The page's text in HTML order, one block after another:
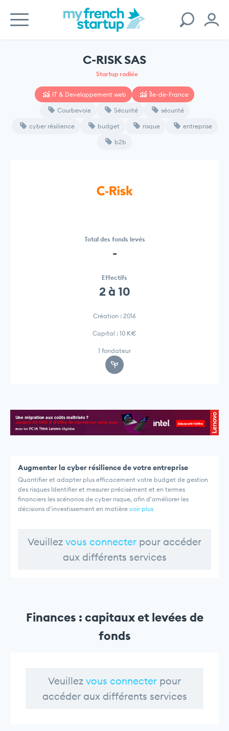
C-RISK SAS
Startup radiée
IT & Developpement web Île-de-France
Courbevoie Sécurité sécurité
cyber résilience budget risque entreprise
b2b
Total des fonds levés
-
Effectifs
2 à 10
Création : 2016
Capital : 10 K€
1 fondateur
Augmenter la cyber résilience de votre entreprise
Quantifier et adapter plus efficacement votre budget de gestion
des risques Identifier et mesurer précisément et en termes
financiers les scénarios de cyber risque, afin d'améliorer les
décisions d'investissement en matière voir plus
Veuillez vous connecter pour accéder
aux différents services
Finances : capitaux et levées de
fonds
Veuillez vous connecter pour
accéder aux différents services